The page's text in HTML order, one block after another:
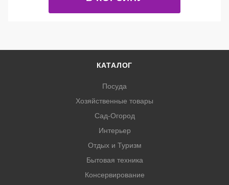
КАТАЛОГ
Посуда
Хозяйственные товары
Сад-Огород
Интерьер
Отдых и Туризм
Бытовая техника
Консервирование